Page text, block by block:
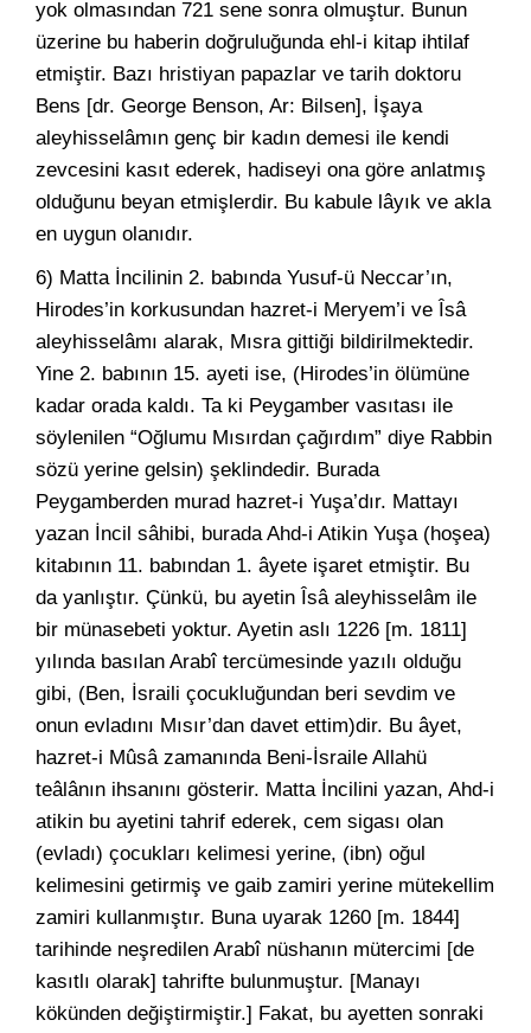
yok olmasından 721 sene sonra olmuştur. Bunun
üzerine bu haberin doğruluğunda ehl-i kitap ihtilaf
etmiştir. Bazı hristiyan papazlar ve tarih doktoru
Bens [dr. George Benson, Ar: Bilsen], İşaya
aleyhisselâmın genç bir kadın demesi ile kendi
zevcesini kasıt ederek, hadiseyi ona göre anlatmış
olduğunu beyan etmişlerdir. Bu kabule lâyık ve akla
en uygun olanıdır.
6) Matta İncilinin 2. babında Yusuf-ü Neccar’ın,
Hirodes’in korkusundan hazret-i Meryem’i ve Îsâ
aleyhisselâmı alarak, Mısra gittiği bildirilmektedir.
Yine 2. babının 15. ayeti ise, (Hirodes’in ölümüne
kadar orada kaldı. Ta ki Peygamber vasıtası ile
söylenilen “Oğlumu Mısırdan çağırdım” diye Rabbin
sözü yerine gelsin) şeklindedir. Burada
Peygamberden murad hazret-i Yuşa’dır. Mattayı
yazan İncil sâhibi, burada Ahd-i Atikin Yuşa (hoşea)
kitabının 11. babından 1. âyete işaret etmiştir. Bu
da yanlıştır. Çünkü, bu ayetin Îsâ aleyhisselâm ile
bir münasebeti yoktur. Ayetin aslı 1226 [m. 1811]
yılında basılan Arabî tercümesinde yazılı olduğu
gibi, (Ben, İsraili çocukluğundan beri sevdim ve
onun evladını Mısır’dan davet ettim)dir. Bu âyet,
hazret-i Mûsâ zamanında Beni-İsraile Allahü
teâlânın ihsanını gösterir. Matta İncilini yazan, Ahd-i
atikin bu ayetini tahrif ederek, cem sigası olan
(evladı) çocukları kelimesi yerine, (ibn) oğul
kelimesini getirmiş ve gaib zamiri yerine mütekellim
zamiri kullanmıştır. Buna uyarak 1260 [m. 1844]
tarihinde neşredilen Arabî nüshanın mütercimi [de
kasıtlı olarak] tahrifte bulunmuştur. [Manayı
kökünden değiştirmiştir.] Fakat, bu ayetten sonraki